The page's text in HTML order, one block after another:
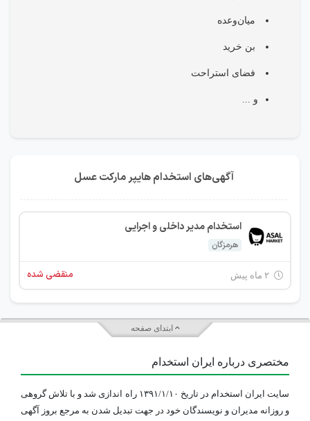
میان‌وعده
بن خرید
فضای استراحت
و ...
آگهی‌های استخدام هایپر مارکت عسل
استخدام مدیر داخلی و اجرایی
هرمزگان
منقضی شده
ابتدای صفحه
مختصری درباره ایران استخدام
سایت ایران استخدام در تاریخ ۱۳۹۱/۱/۱۰ راه اندازی شد و با تلاش گروهی
و روزانه مدیران و نویسندگان خود در جهت تبدیل شدن به مرجع بروز آگهی